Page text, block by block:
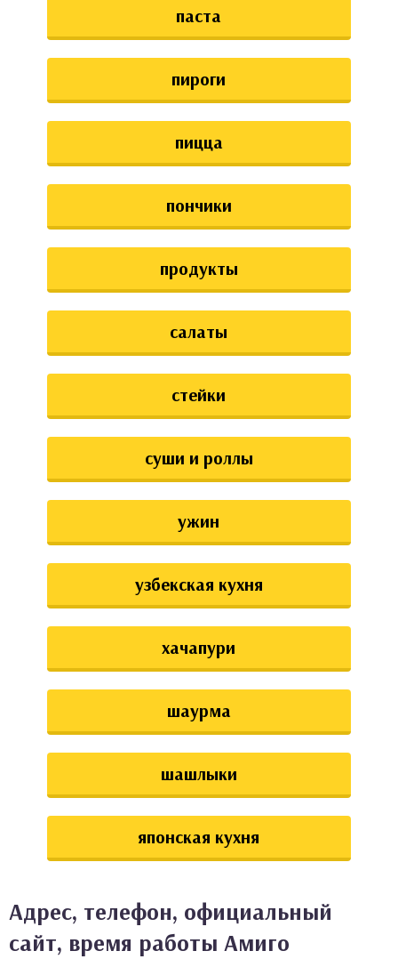
паста
пироги
пицца
пончики
продукты
салаты
стейки
суши и роллы
ужин
узбекская кухня
хачапури
шаурма
шашлыки
японская кухня
Адрес, телефон, официальный
сайт, время работы Амиго